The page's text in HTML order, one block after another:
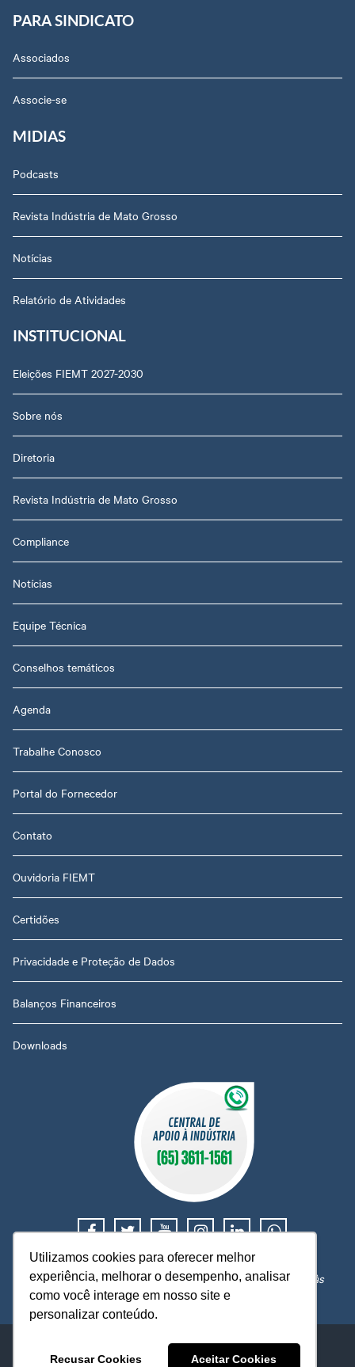
Utilizamos cookies para oferecer melhor
experiência, melhorar o desempenho, analisar
como você interage em nosso site e
personalizar conteúdo.
Recusar Cookies Aceitar Cookies
PARA SINDICATO
Associados
Associe-se
MIDIAS
Podcasts
Revista Indústria de Mato Grosso
Notícias
Relatório de Atividades
INSTITUCIONAL
Eleições FIEMT 2027-2030
Sobre nós
Diretoria
Revista Indústria de Mato Grosso
Compliance
Notícias
Equipe Técnica
Conselhos temáticos
Agenda
Trabalhe Conosco
Portal do Fornecedor
Contato
Ouvidoria FIEMT
Certidões
Privacidade e Proteção de Dados
Balanços Financeiros
Downloads
Suporte e orientação trabalhista, tributária e financeira.
Atendimento de segunda a sexta, das 08h às 12h e 14h às
18h, exceto em feriados nacionais ou locais.
Sistema Federação das Indústrias no Estado de Mato Grosso
Avenida Historiador Rubens de Mendonça, 4.193 - Centro Político